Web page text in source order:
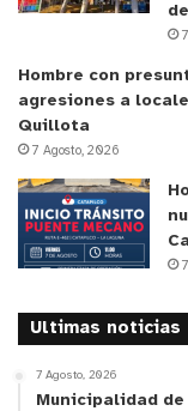
Hombre con
agresiones a
Quillota
7 Agosto, 2026
Ultimas noticias
7 Agosto, 2026
Municipalidad